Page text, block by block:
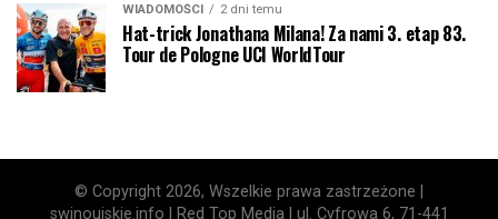
WIADOMOŚCI 2 dni temu
Hat-trick Jonathana Milana! Za nami 3. etap 83.
Tour de Pologne UCI WorldTour
© Copyright 2026, Wszelkie prawa zastrzeżone |
swinoujskie.info | Red Top Media | ul. Cyfrowa 6, 71-441